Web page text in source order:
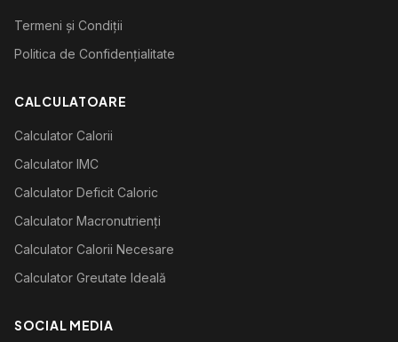
Termeni și Condiții
Politica de Confidențialitate
CALCULATOARE
Calculator Calorii
Calculator IMC
Calculator Deficit Caloric
Calculator Macronutrienți
Calculator Calorii Necesare
Calculator Greutate Ideală
SOCIAL MEDIA